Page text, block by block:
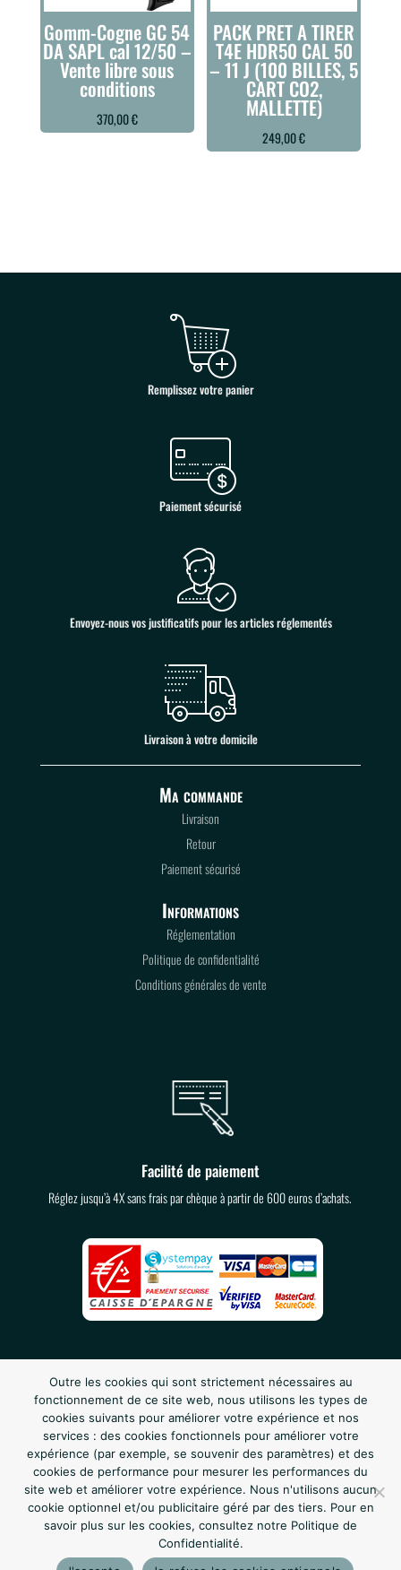
Gomm-Cogne GC 54
DA SAPL cal 12/50 –
Vente libre sous
conditions
370,00€
PACK PRET A TIRER
T4E HDR50 CAL 50
– 11 J (100 BILLES, 5
CART CO2,
MALLETTE)
249,00€
Remplissez votre panier
Paiement sécurisé
Envoyez-nous vos justificatifs pour les articles réglementés
Livraison à votre domicile
Ma commande
Livraison
Retour
Paiement sécurisé
Informations
Réglementation
Politique de confidentialité
Conditions générales de vente
Facilité de paiement
Réglez jusqu’à 4X sans frais par chèque à partir de 600 euros d’achats.
Suivez nous sur les réseaux :
Outre les cookies qui sont strictement nécessaires au
fonctionnement de ce site web, nous utilisons les types de
cookies suivants pour améliorer votre expérience et nos
services : des cookies fonctionnels pour améliorer votre
expérience (par exemple, se souvenir des paramètres) et des
cookies de performance pour mesurer les performances du
site web et améliorer votre expérience. Nous n'utilisons aucun
cookie optionnel et/ou publicitaire géré par des tiers. Pour en
savoir plus sur les cookies, consultez notre Politique de
Confidentialité.